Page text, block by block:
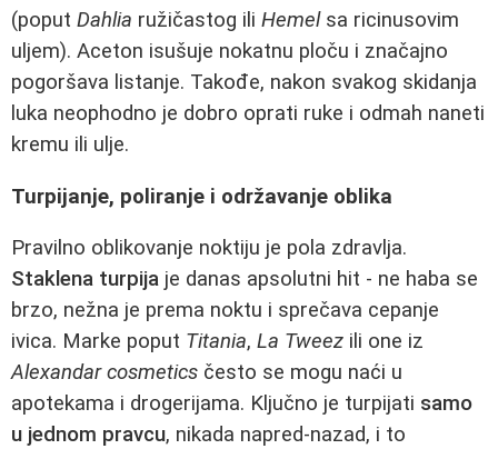
(poput Dahlia ružičastog ili Hemelsa ricinusovim
uljem). Aceton isušuje nokatnu ploču i značajno
pogoršava listanje. Takođe, nakon svakog skidanja
luka neophodno je dobro oprati ruke i odmah naneti
kremu ili ulje.
Turpijanje, poliranje i održavanje oblika
Pravilno oblikovanje noktiju je pola zdravlja.
Staklena turpija je danas apsolutni hit - ne haba se
brzo, nežna je prema noktu i sprečava cepanje
ivica. Marke poput Titania, La Tweez ili one iz
Alexandar cosmetics često se mogu naći u
apotekama i drogerijama. Ključno je turpijati samo
u jednom pravcu, nikada napred-nazad, i to